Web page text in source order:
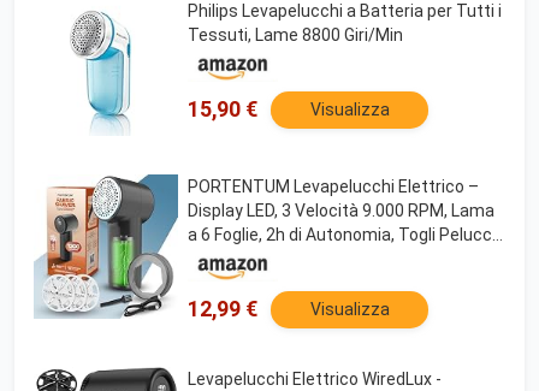
Philips Levapelucchi a Batteria per Tutti i
Tessuti, Lame 8800 Giri/Min
15,90 € Visualizza
PORTENTUM Levapelucchi Elettrico –
Display LED, 3 Velocità 9.000 RPM, Lama
a 6 Foglie, 2h di Autonomia, Togli Pelucchi
Elettrico Ricaricabile USB C, Compatto e
Potente per Abiti e Tessuti per la Casa
12,99 € Visualizza
Levapelucchi Elettrico WiredLux -